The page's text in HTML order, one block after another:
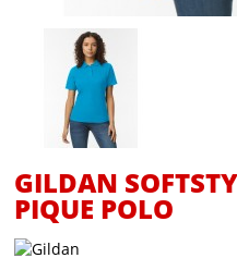
GILDAN
PIQUE POLO